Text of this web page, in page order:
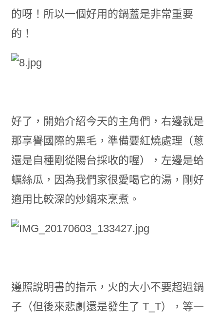
的呀！所以一個好用的鍋蓋是非常重要
的！
好了，開始介紹今天的主角們，右邊就是
那享譽國際的黑毛，準備要紅燒處理（蔥
還是自種剛從陽台採收的喔），左邊是蛤
蠣絲瓜，因為我們家很愛喝它的湯，剛好
適用比較深的炒鍋來烹煮。
遵照說明書的指示，火的大小不要超過鍋
子（但後來悲劇還是發生了 T_T），等一